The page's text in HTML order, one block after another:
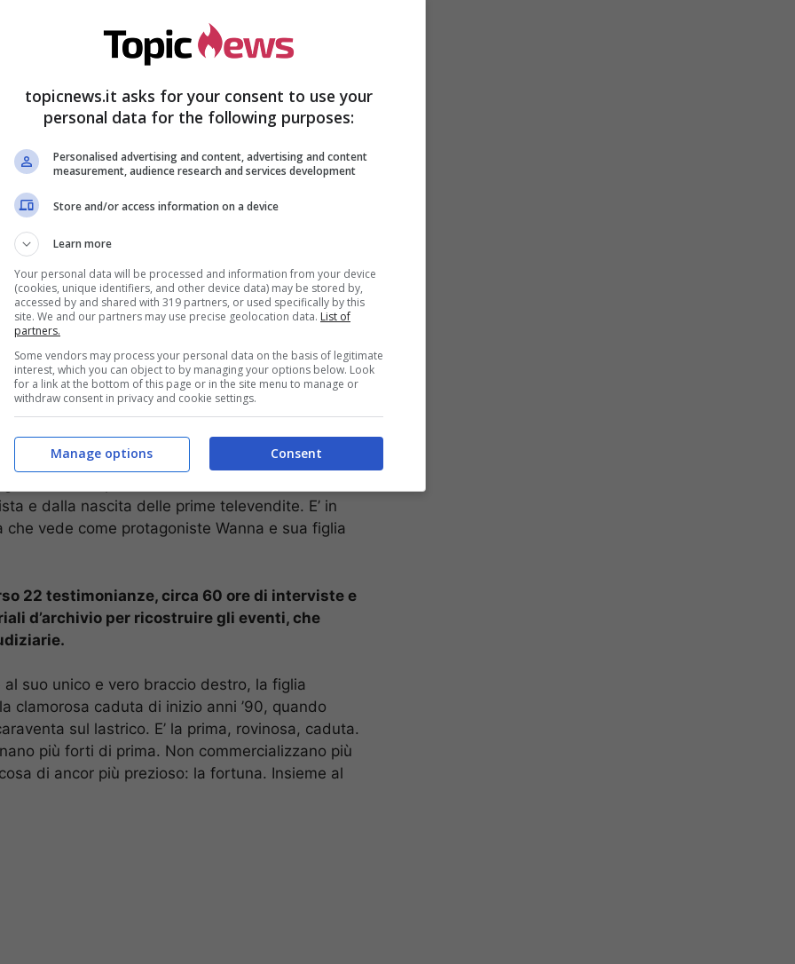
Con lo stesso stile aggressivo di sempre.
pubblicizzando prodotti miracolosi per
la giustizia, siamo pronti ad accoglierla
Netflix,prodotta da Fremantle Italia, debutta il 21
Attraverso testimonianze e immagini di
un’epoca precisa del nostro Paese attraverso
Nobile.
anni ’80 e i primi anni 2000, caratterizzato da
e dalla nascita delle prime televendite. E’ in
vede come protagoniste Wanna e sua figlia
22 testimonianze, circa 60 ore di interviste e
d’archivio per ricostruire gli eventi, che
suo unico e vero braccio destro, la figlia
clamorosa caduta di inizio anni ’90, quando
sul lastrico. E’ la prima, rovinosa, caduta.
più forti di prima. Non commercializzano più
di ancor più prezioso: la fortuna. Insieme al
topicnews.it asks for your consent to use your
personal data for the following purposes:
Personalised advertising and content, advertising and content
measurement, audience research and services development
Store and/or access information on a device
Learn more
Your personal data will be processed and information from your device
(cookies, unique identifiers, and other device data) may be stored by,
accessed by and shared with 319 partners, or used specifically by this
site. We and our partners may use precise geolocation data. List of
partners.
Some vendors may process your personal data on the basis of legitimate
interest, which you can object to by managing your options below. Look
for a link at the bottom of this page or in the site menu to manage or
withdraw consent in privacy and cookie settings.
Consent
Manage options